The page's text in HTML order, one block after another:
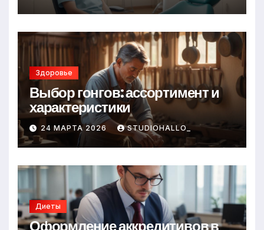
Здоровье
Выбор гонгов: ассортимент и
характеристики
24 МАРТА 2026 STUDIOHALLO_
Диеты
Оформление аккредитивов в